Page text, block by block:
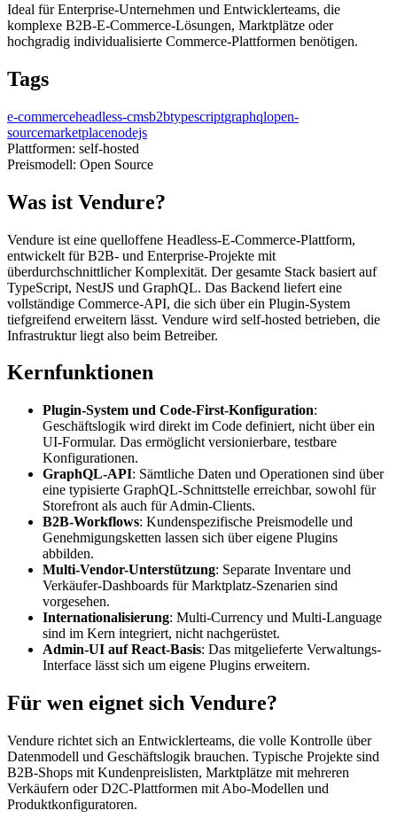
Ideal für Enterprise-Unternehmen und Entwicklerteams, die
komplexe B2B-E-Commerce-Lösungen, Marktplätze oder
hochgradig individualisierte Commerce-Plattformen benötigen.
Tags
e-commerceheadless-cmsb2btypescriptgraphqlopen-
sourcemarketplacenodejs
Plattformen: self-hosted
Preismodell: Open Source
Was ist Vendure?
Vendure ist eine quelloffene Headless-E-Commerce-Plattform,
entwickelt für B2B- und Enterprise-Projekte mit
überdurchschnittlicher Komplexität. Der gesamte Stack basiert auf
TypeScript, NestJS und GraphQL. Das Backend liefert eine
vollständige Commerce-API, die sich über ein Plugin-System
tiefgreifend erweitern lässt. Vendure wird self-hosted betrieben, die
Infrastruktur liegt also beim Betreiber.
Kernfunktionen
Plugin-System und Code-First-Konfiguration:
Geschäftslogik wird direkt im Code definiert, nicht über ein
UI-Formular. Das ermöglicht versionierbare, testbare
Konfigurationen.
GraphQL-API: Sämtliche Daten und Operationen sind über
eine typisierte GraphQL-Schnittstelle erreichbar, sowohl für
Storefront als auch für Admin-Clients.
B2B-Workflows: Kundenspezifische Preismodelle und
Genehmigungsketten lassen sich über eigene Plugins
abbilden.
Multi-Vendor-Unterstützung: Separate Inventare und
Verkäufer-Dashboards für Marktplatz-Szenarien sind
vorgesehen.
Internationalisierung: Multi-Currency und Multi-Language
sind im Kern integriert, nicht nachgerüstet.
Admin-UI auf React-Basis: Das mitgelieferte Verwaltungs-
Interface lässt sich um eigene Plugins erweitern.
Für wen eignet sich Vendure?
Vendure richtet sich an Entwicklerteams, die volle Kontrolle über
Datenmodell und Geschäftslogik brauchen. Typische Projekte sind
B2B-Shops mit Kundenpreislisten, Marktplätze mit mehreren
Verkäufern oder D2C-Plattformen mit Abo-Modellen und
Produktkonfiguratoren.